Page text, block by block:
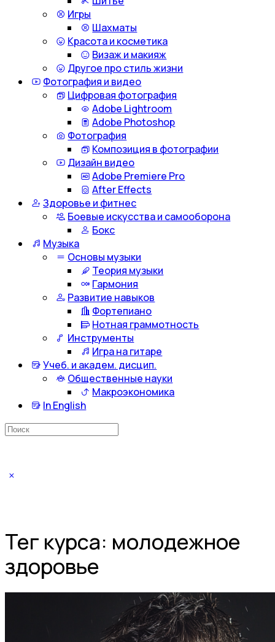
Игры
Шахматы
Красота и косметика
Визаж и макияж
Другое про стиль жизни
Фотография и видео
Цифровая фотография
Adobe Lightroom
Adobe Photoshop
Фотография
Композиция в фотографии
Дизайн видео
Adobe Premiere Pro
After Effects
Здоровье и фитнес
Боевые искусства и самооборона
Бокс
Музыка
Основы музыки
Теория музыки
Гармония
Развитие навыков
Фортепиано
Нотная граммотность
Инструменты
Игра на гитаре
Учеб. и академ. дисцип.
Общественные науки
Макроэкономика
In English
Искать:
Тег курса: молодежное
здоровье